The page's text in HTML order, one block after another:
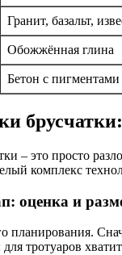
Гранит, базальт,
Обожжённая глина
Бетон с пигментами
– это просто
комплекс
оценка и
планирования.
тротуаров